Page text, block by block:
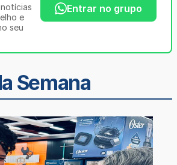
e
seu
Entrar no grupo
Semana